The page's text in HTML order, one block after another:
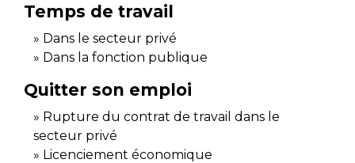
Temps de travail
Dans le secteur privé
Dans la fonction publique
Quitter son emploi
Rupture du contrat de travail dans le
secteur privé
Licenciement économique